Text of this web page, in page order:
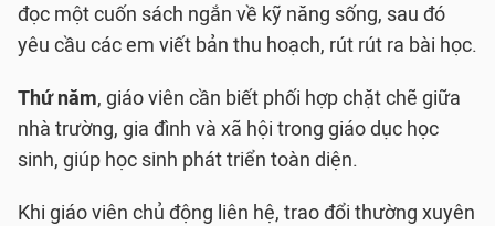
đọc một cuốn sách ngắn về kỹ năng sống, sau đó
yêu cầu các em viết bản thu hoạch, rút rút ra bài học.
Thứ năm, giáo viên cần biết phối hợp chặt chẽ giữa
nhà trường, gia đình và xã hội trong giáo dục học
sinh, giúp học sinh phát triển toàn diện.
Khi giáo viên chủ động liên hệ, trao đổi thường xuyên